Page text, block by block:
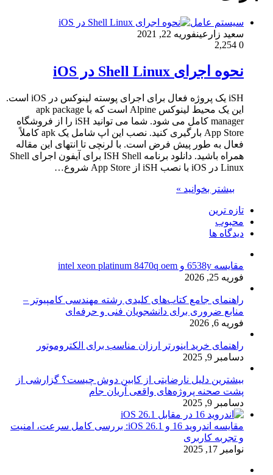
سیستم عامل
سعید زارعینفوریه 22, 2021
0
نحوه اجرای Shell Linux در iOS
iSH یک پروژه فعال برای اجرای پوسته لینوکس در iOS است.
این یک محیط لینوکس Alpine است که با apk package
manager کامل می شود. شما می توانید iSH را از فروشگاه
App Store بارگیری کنید. نصب این اپ شامل یک apk کاملاً
فعال به طور پیش فرض است. با لرنچی تا انتهای این مقاله
همراه باشید. دانلود برنامه ISH Shell برای آیفون اجرای Shell
Linux در iOS با نصب iSH از App Store شروع…
بیشتر بخوانید »
تازه ترین
محبوب
دیدگاه ها
مقایسه 6538y و intel xeon platinum 8470q oem
فوریه 25, 2026
راهنمای جامع کتاب‌های کلیدی رشته مهندسی کامپیوتر –
منابع ضروری برای دانشجویان فنی و حرفه‌ای
فوریه 6, 2026
راهنمای خرید اینورتر ارزان مناسب برای الکتروموتور
دسامبر 9, 2025
بیشترین دلیل نارضایتی از کابین دوش چیست؟ گزارشی از
پشت صحنه پروژه‌های واقعی آریان جام
دسامبر 9, 2025
مقایسه اندروید 16 و iOS 26.1: بررسی کامل سرعت، امنیت
و تجربه کاربری
نوامبر 17, 2025